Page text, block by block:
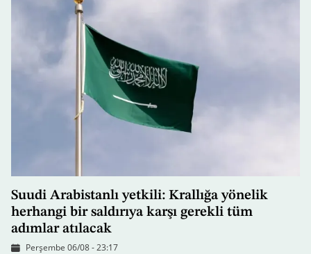
Suudi Arabistanlı yetkili: Krallığa yönelik
herhangi bir saldırıya karşı gerekli tüm
adımlar atılacak
Perşembe 06/08 - 23:17